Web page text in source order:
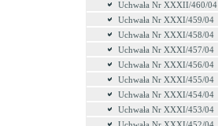
Uchwała Nr XXXII/460/04
Uchwała Nr XXXI/459/04
Uchwała Nr XXXI/458/04
Uchwała Nr XXXI/457/04
Uchwała Nr XXXI/456/04
Uchwała Nr XXXI/455/04
Uchwała Nr XXXI/454/04
Uchwała Nr XXXI/453/04